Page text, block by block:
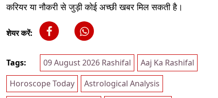
करियर या नौकरी से जुड़ी कोई अच्छी खबर मिल सकती है।
शेयर करें:
Tags: 09 August 2026 Rashifal
Aaj Ka Rashifal
Horoscope Today
Astrological Analysis